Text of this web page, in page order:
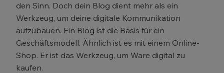
den Sinn. Doch dein Blog dient mehr als ein
Werkzeug, um deine digitale Kommunikation
aufzubauen. Ein Blog ist die Basis für ein
Geschäftsmodell. Ähnlich ist es mit einem Online-
Shop. Er ist das Werkzeug, um Ware digital zu
kaufen.